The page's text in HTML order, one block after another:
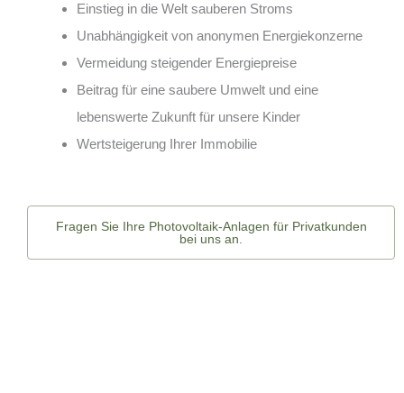
Einstieg in die Welt sauberen Stroms
Unabhängigkeit von anonymen Energiekonzerne
Vermeidung steigender Energiepreise
Beitrag für eine saubere Umwelt und eine
lebenswerte Zukunft für unsere Kinder
Wertsteigerung Ihrer Immobilie
Fragen Sie Ihre Photovoltaik-Anlagen für Privatkunden
bei uns an.